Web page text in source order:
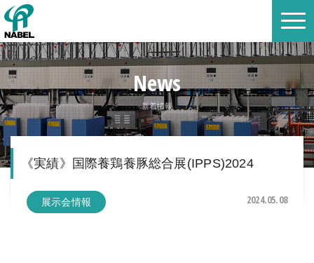
News
新着情報
《実績》国際養鶏養豚総合展(IPPS)2024
展示会情報 2024.05.08